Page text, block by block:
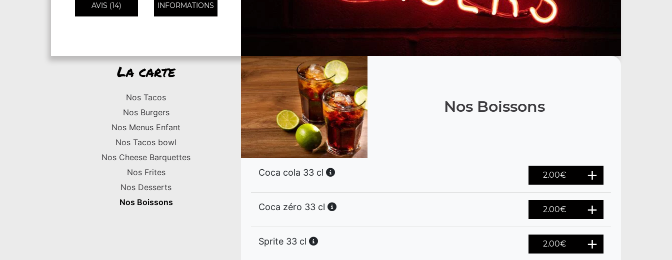
AVIS (14) INFORMATIONS
La carte
Nos Tacos
Nos Burgers
Nos Menus Enfant
Nos Tacos bowl
Nos Cheese Barquettes
Nos Frites
Nos Desserts
Nos Boissons
Nos Boissons
Coca cola 33 cl 2.00€
Coca zéro 33 cl 2.00€
Sprite 33 cl 2.00€